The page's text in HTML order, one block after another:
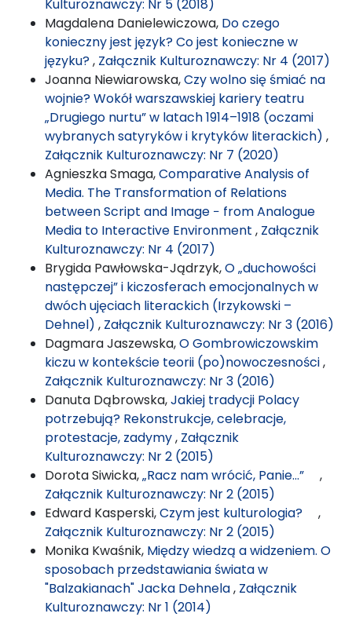
Kulturoznawczy: Nr 5 (2018)
Magdalena Danielewiczowa, Do czego
konieczny jest język? Co jest konieczne w
języku?, Załącznik Kulturoznawczy: Nr 4 (2017)
Joanna Niewiarowska,Czy wolno się śmiać na
wojnie? Wokół warszawskiej kariery teatru
„Drugiego nurtu” w latach 1914–1918 (oczami
wybranych satyryków i krytyków literackich) ,
Załącznik Kulturoznawczy: Nr 7 (2020)
Agnieszka Smaga,Comparative Analysis of
Media. The Transformation of Relations
between Script and Image − from Analogue
Media to Interactive Environment , Załącznik
Kulturoznawczy: Nr 4 (2017)
Brygida Pawłowska-Jądrzyk,O „duchowości
następczej” i kiczosferach emocjonalnych w
dwóch ujęciach literackich (Irzykowski –
Dehnel) , Załącznik Kulturoznawczy: Nr 3 (2016)
Dagmara Jaszewska,O Gombrowiczowskim
kiczu w kontekście teorii (po)nowoczesności,
Załącznik Kulturoznawczy: Nr 3 (2016)
Danuta Dąbrowska,Jakiej tradycji Polacy
potrzebują? Rekonstrukcje, celebracje,
protestacje, zadymy, Załącznik
Kulturoznawczy: Nr 2 (2015)
Dorota Siwicka,„Racz nam wrócić, Panie...” ,
Załącznik Kulturoznawczy: Nr 2 (2015)
Edward Kasperski,Czym jest kulturologia? ,
Załącznik Kulturoznawczy: Nr 2 (2015)
Monika Kwaśnik, Między wiedzą a widzeniem. O
sposobach przedstawiania świata w
"Balzakianach" Jacka Dehnela, Załącznik
Kulturoznawczy: Nr 1 (2014)